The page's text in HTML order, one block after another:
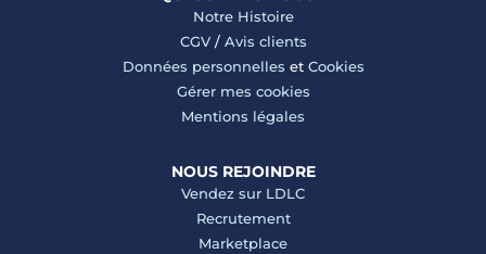
Notre Histoire
CGV/ Avis clients
Données personnelles et Cookies
Gérer mes cookies
Mentions légales
NOUS REJOINDRE
Vendez sur LDLC
Recrutement
Marketplace